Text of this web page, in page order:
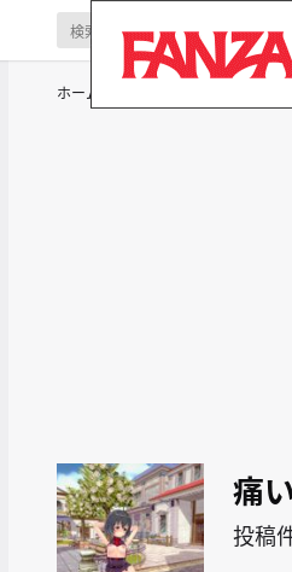
ホーム
痛
投稿